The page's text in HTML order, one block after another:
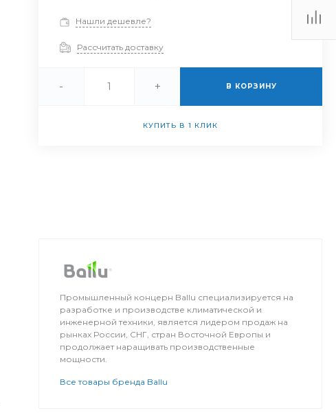
Нашли дешевле?
Рассчитать доставку
- + В КОРЗИНУ
КУПИТЬ В 1 КЛИК
Промышленный концерн Ballu специализируется на
разработке и производстве климатической и
инженерной техники, является лидером продаж на
рынках России, СНГ, стран Восточной Европы и
продолжает наращивать производственные
мощности.
Все товары бренда Ballu